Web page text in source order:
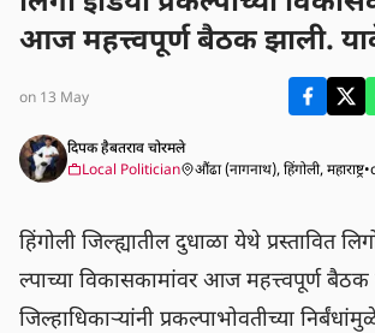
आज महत्त्वपूर्ण बैठक झाली.
जिल्हाधिकाऱ्यांनी
निर्बंधांमुळे जिल्ह्याच्या
परिणामांबाबत चिंता व्यक्त
करण्याची मागणी केली. यावर
विभागाच्या अधिकाऱ्यांनी
करून लवकरच योग्य निर्णय
आश्वासन दिले आहे.
on 13 May
दिपक हैबतराव चोरमले
Local Politician
औंढा (नागनाथ), हिंगोली, महाराष्ट्र•
हिंगोली जिल्ह्यातील दुधाळा येथे प्रस्तावित
ल्पाच्या विकासकामांवर आज महत्त्वपूर्ण
जिल्हाधिकाऱ्यांनी प्रकल्पाभोवतीच्या